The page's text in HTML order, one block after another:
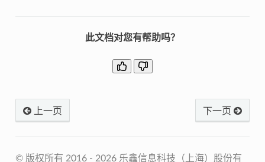
此文档对您有帮助吗？
上一页 下一页
© 版权所有 2016 - 2026 乐鑫信息科技（上海）股份有